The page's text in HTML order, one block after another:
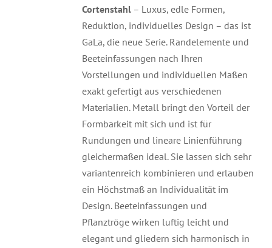
Cortenstahl– Luxus, edle Formen,
Reduktion, individuelles Design – das ist
GaLa, die neue Serie. Randelemente und
Beeteinfassungen nach Ihren
Vorstellungen und individuellen Maßen
exakt gefertigt aus verschiedenen
Materialien. Metall bringt den Vorteil der
Formbarkeit mit sich und ist für
Rundungen und lineare Linienführung
gleichermaßen ideal. Sie lassen sich sehr
variantenreich kombinieren und erlauben
ein Höchstmaß an Individualität im
Design. Beeteinfassungen und
Pflanztröge wirken luftig leicht und
elegant und gliedern sich harmonisch in